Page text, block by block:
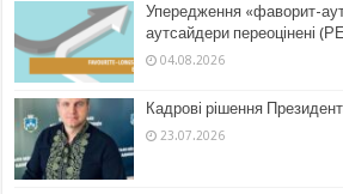
Упередження «фаворит-
аутсайдери переоцінені
04.08.2026
Кадрові рішення
23.07.2026